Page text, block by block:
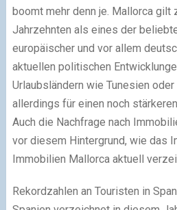
boomt mehr denn je. Mallorca gilt
Jahrzehnten als eines der
europäischer und vor allem
aktuellen politischen
Urlaubsländern wie Tunesien
allerdings für einen noch
Auch die Nachfrage nach
vor diesem Hintergrund, wie das
Immobilien Mallorca aktuell
Rekordzahlen an Touristen in